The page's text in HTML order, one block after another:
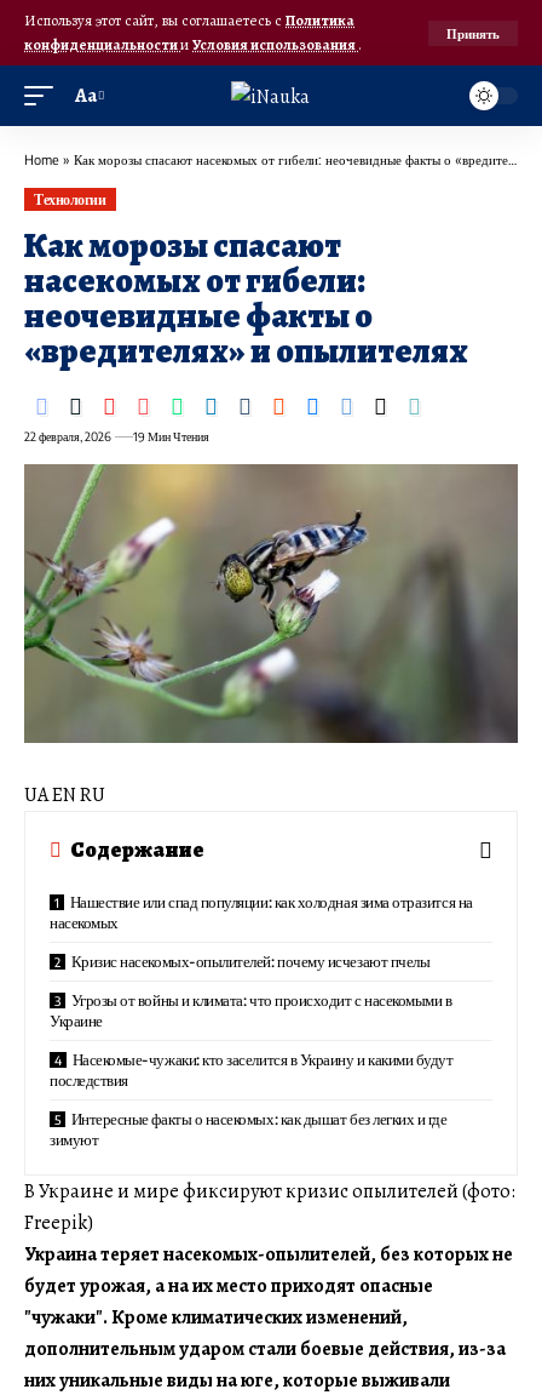
Используя этот сайт, вы соглашаетесь с Политика
конфиденциальностииУсловия использования.
Принять
Аа
Home » Как морозы спасают насекомых от гибели: неочевидные факты о «вредителях» и опылителях
Технологии
Как морозы спасают
насекомых от гибели:
неочевидные факты о
«вредителях» и опылителях
22 февраля, 2026 19 Мин Чтения
UA EN RU
Содержание
Нашествие или спад популяции: как холодная зима отразится на
насекомых
Кризис насекомых-опылителей: почему исчезают пчелы
Угрозы от войны и климата: что происходит с насекомыми в
Украине
Насекомые-чужаки: кто заселится в Украину и какими будут
последствия
Интересные факты о насекомых: как дышат без легких и где
зимуют
В Украине и мире фиксируют кризис опылителей (фото:
Freepik)
Украина теряет насекомых-опылителей, без которых не
будет урожая, а на их место приходят опасные
"чужаки". Кроме климатических изменений,
дополнительным ударом стали боевые действия, из-за
них уникальные виды на юге, которые выживали